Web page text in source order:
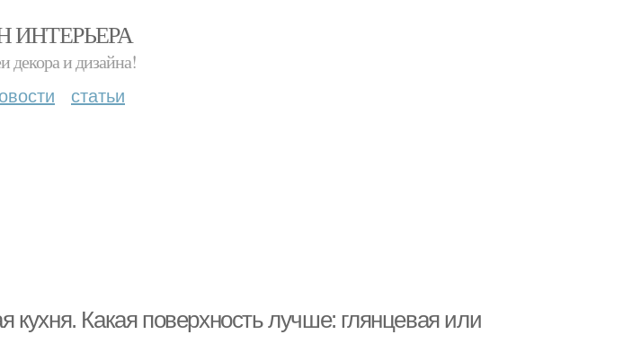
ИНТЕРЬЕРА
декора и дизайна!
статьи
кухня. Какая поверхность лучше: глянцевая или